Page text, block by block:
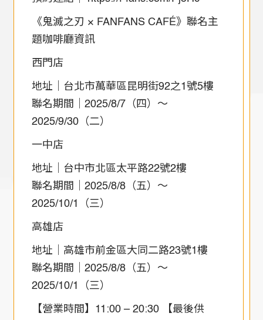
《鬼滅之刃 × FANFANS CAFÉ》聯名主
題咖啡廳資訊
西門店
地址｜台北市萬華區昆明街92之1號5樓
聯名期間｜2025/8/7（四）～
2025/9/30（二）
一中店
地址｜台中市北區太平路22號2樓
聯名期間｜2025/8/8（五）～
2025/10/1（三）
高雄店
地址｜高雄市前金區大同二路23號1樓
聯名期間｜2025/8/8（五）～
2025/10/1（三）
【營業時間】11:00 – 20:30 【最後供